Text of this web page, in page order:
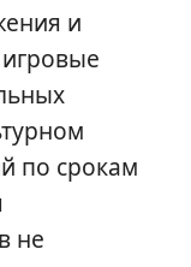
и
по срокам
не